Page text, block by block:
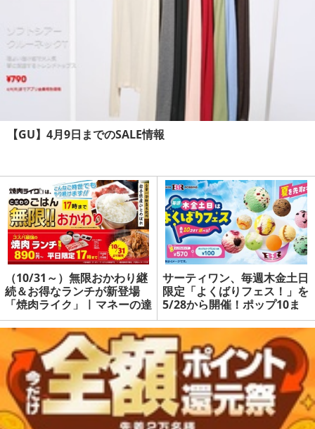
【GU】4月9日までのSALE情報
（10/31～）無限おかわり継
続＆お得なランチが新登場
「焼肉ライク」 | マネーの達
人
サーティワン、毎週木金土日
限定「よくばりフェス！」を
5/28から開催！ポップ10ま
で1コ100円で追加可能 | マ
ネーの達人